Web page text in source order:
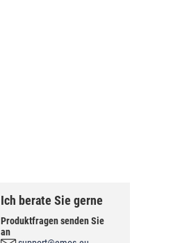
Ich berate Sie gerne
Produktfragen senden Sie
an